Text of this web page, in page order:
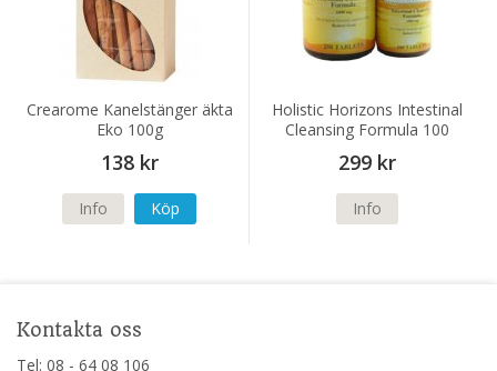
Crearome Kanelstänger äkta
Eko 100g
138 kr
Info Köp
Holistic Horizons Intestinal
Cleansing Formula 100
tabletter
299 kr
Info
Kontakta oss
Tel: 08 - 64 08 106